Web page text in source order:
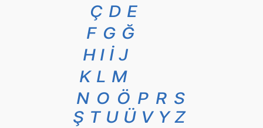
Ç D E
F G Ğ
H I İ J
K L M
N O Ö P R S
Ş T U Ü V Y Z